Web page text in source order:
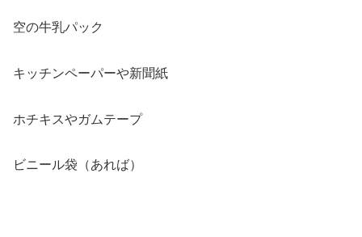
空の牛乳パック
キッチンペーパーや新聞紙
ホチキスやガムテープ
ビニール袋（あれば）